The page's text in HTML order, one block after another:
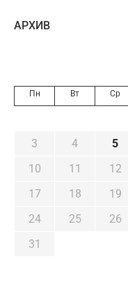
AРХИВ
Пн Вт Ср
3
4 5
10
11 12
17
18 19
24
25 26
31